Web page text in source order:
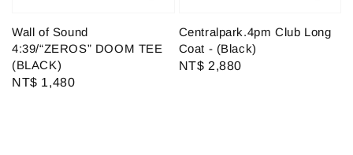
Wall of Sound
4:39/“ZEROS” DOOM TEE
(BLACK)
Regular
NT$ 1,480
Centralpark.4pm Club Long
Coat - (Black)
Regular
NT$ 2,880